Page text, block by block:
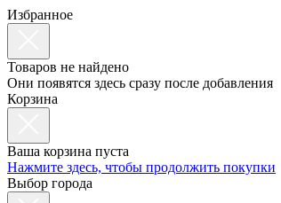
Избранное
Товаров не найдено
Они появятся здесь сразу после добавления
Корзина
Ваша корзина пуста
Нажмите здесь, чтобы продолжить покупки
Выбор города